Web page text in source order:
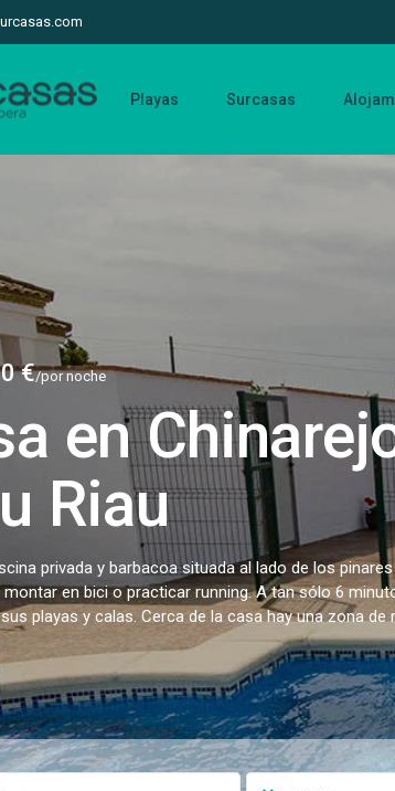
Playas Surcasas
€/por noche
en
Riau
privada y barbacoa situada al lado de los
montar en bici o practicar running. A tan sólo 6
playas y calas. Cerca de la casa hay una zona